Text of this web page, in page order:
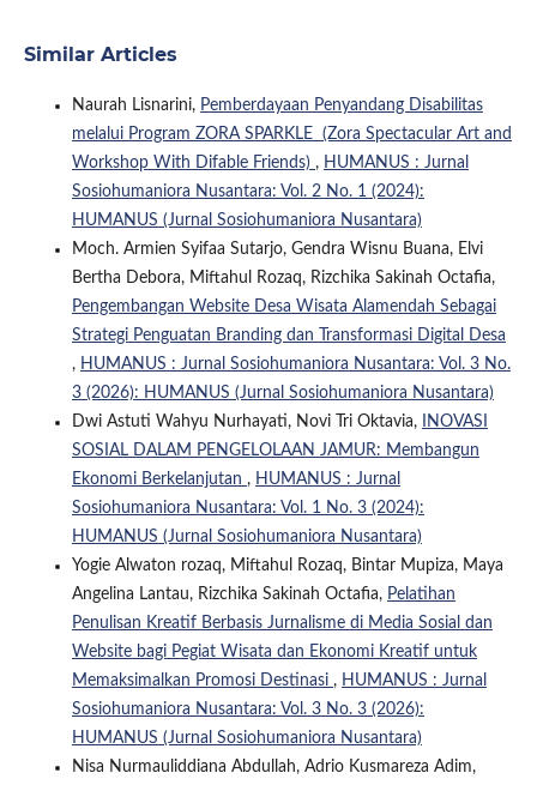
Similar Articles
Naurah Lisnarini, Pemberdayaan Penyandang Disabilitas
melalui Program ZORA SPARKLE (Zora Spectacular Art and
Workshop With Difable Friends) , HUMANUS : Jurnal
Sosiohumaniora Nusantara: Vol. 2 No. 1 (2024):
HUMANUS (Jurnal Sosiohumaniora Nusantara)
Moch. Armien Syifaa Sutarjo, Gendra Wisnu Buana, Elvi
Bertha Debora, Miftahul Rozaq, Rizchika Sakinah Octafia,
Pengembangan Website Desa Wisata Alamendah Sebagai
Strategi Penguatan Branding dan Transformasi Digital Desa
, HUMANUS : Jurnal Sosiohumaniora Nusantara: Vol. 3 No.
3 (2026): HUMANUS (Jurnal Sosiohumaniora Nusantara)
Dwi Astuti Wahyu Nurhayati, Novi Tri Oktavia,
INOVASI
SOSIAL DALAM PENGELOLAAN JAMUR: Membangun
Ekonomi Berkelanjutan , HUMANUS : Jurnal
Sosiohumaniora Nusantara: Vol. 1 No. 3 (2024):
HUMANUS (Jurnal Sosiohumaniora Nusantara)
Yogie Alwaton rozaq, Miftahul Rozaq, Bintar Mupiza, Maya
Angelina Lantau, Rizchika Sakinah Octafia, Pelatihan
Penulisan Kreatif Berbasis Jurnalisme di Media Sosial dan
Website bagi Pegiat Wisata dan Ekonomi Kreatif untuk
Memaksimalkan Promosi Destinasi , HUMANUS : Jurnal
Sosiohumaniora Nusantara: Vol. 3 No. 3 (2026):
HUMANUS (Jurnal Sosiohumaniora Nusantara)
Nisa Nurmauliddiana Abdullah, Adrio Kusmareza Adim,